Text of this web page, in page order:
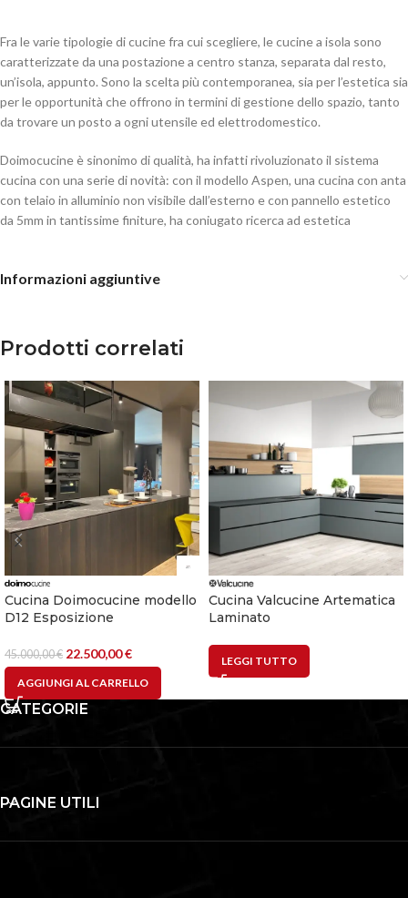
Fra le varie tipologie di cucine fra cui scegliere, le cucine a isola sono
caratterizzate da una postazione a centro stanza, separata dal resto,
un’isola, appunto. Sono la scelta più contemporanea, sia per l’estetica sia
per le opportunità che offrono in termini di gestione dello spazio, tanto
da trovare un posto a ogni utensile ed elettrodomestico.
Doimocucine è sinonimo di qualità, ha infatti rivoluzionato il sistema
cucina con una serie di novità: con il modello Aspen, una cucina con anta
con telaio in alluminio non visibile dall’esterno e con pannello estetico
da 5mm in tantissime finiture, ha coniugato ricerca ad estetica
Informazioni aggiuntive
Prodotti correlati
Cucina Doimocucine modello
D12 Esposizione
45.000,00€ 22.500,00€
AGGIUNGI AL CARRELLO
Cucina Valcucine Artematica
Laminato
LEGGI TUTTO
CATEGORIE
PAGINE UTILI